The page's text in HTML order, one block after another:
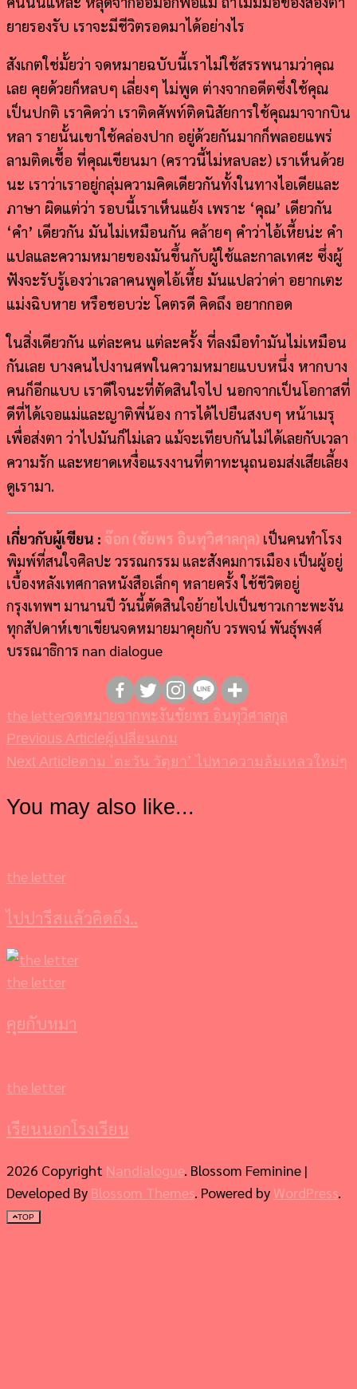
ยายรองรับ เราจะมีชีวิตรอดมาได้อย่างไร
สังเกตใช่มั้ยว่า จดหมายฉบับนี้เราไม่ใช้สรรพนามว่าคุณ
เลย คุยด้วยก็หลบๆ เลี่ยงๆ ไม่พูด ต่างจากอดีตซึ่งใช้คุณ
เป็นปกติ เราคิดว่า เราติดศัพท์ติดนิสัยการใช้คุณมาจากบิน
หลา รายนั้นเขาใช้คล่องปาก อยู่ด้วยกันมากก็พลอยแพร่
ลามติดเชื้อ ที่คุณเขียนมา (คราวนี้ไม่หลบละ) เราเห็นด้วย
นะ เราว่าเราอยู่กลุ่มความคิดเดียวกันทั้งในทางไอเดียและ
ภาษา ผิดแต่ว่า รอบนี้เราเห็นแย้ง เพราะ ‘คุณ’ เดียวกัน
‘คำ’ เดียวกัน มันไม่เหมือนกัน คล้ายๆ คำว่าไอ้เหี้ยน่ะ คำ
แปลและความหมายของมันขึ้นกับผู้ใช้และกาลเทศะ ซึ่งผู้
ฟังจะรับรู้เองว่าเวลาคนพูดไอ้เหี้ย มันแปลว่าด่า อยากเตะ
แม่งฉิบหาย หรือชอบว่ะ โคตรดี คิดถึง อยากกอด
ในสิ่งเดียวกัน แต่ละคน แต่ละครั้ง ที่ลงมือทำมันไม่เหมือน
กันเลย บางคนไปงานศพในความหมายแบบหนึ่ง หากบาง
คนก็อีกแบบ เราดีใจนะที่ตัดสินใจไป นอกจากเป็นโอกาสที่
ดีที่ได้เจอแม่และญาติพี่น้อง การได้ไปยืนสงบๆ หน้าเมรุ
เพื่อส่งตา ว่าไปมันก็ไม่เลว แม้จะเทียบกันไม่ได้เลยกับเวลา
ความรัก และหยาดเหงื่อแรงงานที่ตาทะนุถนอมส่งเสียเลี้ยง
ดูเรามา.
เกี่ยวกับผู้เขียน : จ๊อก (ชัยพร อินทุวิศาลกุล) เป็นคนทำโรง
พิมพ์ที่สนใจศิลปะ วรรณกรรม และสังคมการเมือง เป็นผู้อยู่
เบื้องหลังเทศกาลหนังสือเล็กๆ หลายครั้ง ใช้ชีวิตอยู่
กรุงเทพฯ มานานปี วันนี้ตัดสินใจย้ายไปเป็นชาวเกาะพะงัน
ทุกสัปดาห์เขาเขียนจดหมายมาคุยกับ วรพจน์ พันธุ์พงศ์
บรรณาธิการ nan dialogue
the letterจดหมายจากพะงันชัยพร อินทุวิศาลกุล
Post
Previous Articleผู้เปลี่ยนเกม
Next Articleตาม ‘ตะวัน วัตุยา’ ไปหาความล้มเหลวใหม่ๆ
You may also like...
the letter
ไปปารีสแล้วคิดถึง..
the letter
คุยกับหมา
the letter
เรียนนอกโรงเรียน
2026 Copyright Nandialogue. Blossom Feminine |
Developed By Blossom Themes. Powered by WordPress.
TOP